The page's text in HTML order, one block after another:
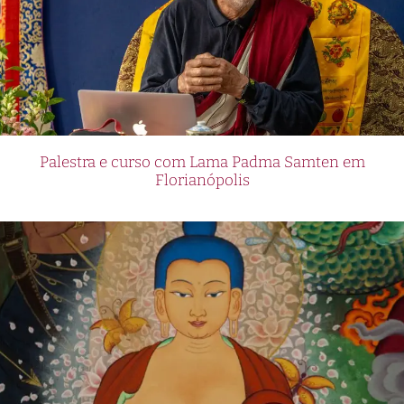
Palestra e curso com Lama Padma Samten em
Florianópolis